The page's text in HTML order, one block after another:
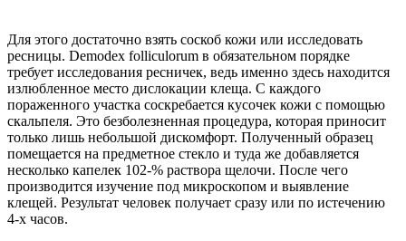
Для этого достаточно взять соскоб кожи или исследовать
ресницы. Demodex folliculorum в обязательном порядке
требует исследования ресничек, ведь именно здесь находится
излюбленное место дислокации клеща. С каждого
пораженного участка соскребается кусочек кожи с помощью
скальпеля. Это безболезненная процедура, которая приносит
только лишь небольшой дискомфорт. Полученный образец
помещается на предметное стекло и туда же добавляется
несколько капелек 102-% раствора щелочи. После чего
производится изучение под микроскопом и выявление
клещей. Результат человек получает сразу или по истечению
4-х часов.